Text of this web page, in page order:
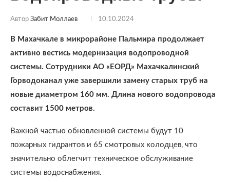
Автор Забит Моллаев 10.10.2024
В Махачкале в микрорайоне Пальмира продолжает
активно вестись модернизация водопроводной
системы. Сотрудники АО «ЕОРД» Махачкалинский
Горводоканал уже завершили замену старых труб на
новые диаметром 160 мм. Длина нового водопровода
составит 1500 метров.
Важной частью обновленной системы будут 10
пожарных гидрантов и 65 смотровых колодцев, что
значительно облегчит техническое обслуживание
системы водоснабжения.